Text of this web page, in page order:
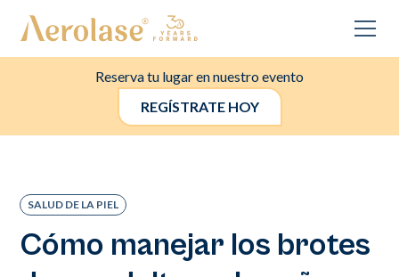
Reserva tu lugar en nuestro evento
REGÍSTRATE HOY
SALUD DE LA PIEL
Cómo manejar los brotes